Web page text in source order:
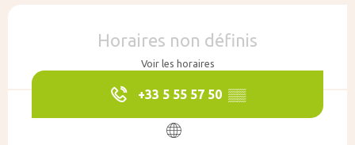
Horaires non définis
Voir les horaires
+33 5 55 57 50 ▒▒